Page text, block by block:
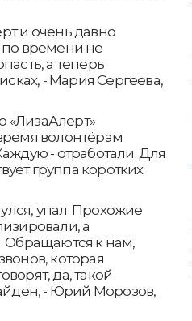
и очень давно
по времени не
а теперь
- Мария Сергеева,
«ЛизаАлерт»
волонтёрам
- отработали. Для
группа коротких
упал. Прохожие
а
Обращаются к нам,
которая
да, такой
- Юрий Морозов,